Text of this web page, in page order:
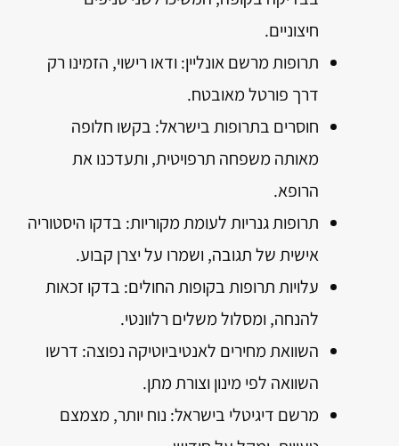
חיצוניים.
תרופות מרשם אונליין: ודאו רישוי, הזמינו רק
דרך פורטל מאובטח.
חוסרים בתרופות בישראל: בקשו חלופה
מאותה משפחה תרפויטית, ותעדכנו את
הרופא.
תרופות גנריות לעומת מקוריות: בדקו היסטוריה
אישית של תגובה, ושמרו על יצרן קבוע.
עלויות תרופות בקופות החולים: בדקו זכאות
להנחה, ומסלול משלים רלוונטי.
השוואת מחירים לאנטיביוטיקה נפוצה: דרשו
השוואה לפי מינון וצורת מתן.
מרשם דיגיטלי בישראל: נוח יותר, מצמצם